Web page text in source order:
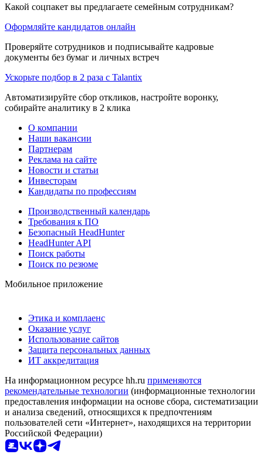
Какой соцпакет вы предлагаете семейным сотрудникам?
Оформляйте кандидатов онлайн
Проверяйте сотрудников и подписывайте кадровые
документы без бумаг и личных встреч
Ускорьте подбор в 2 раза с Talantix
Автоматизируйте сбор откликов, настройте воронку,
собирайте аналитику в 2 клика
О компании
Наши вакансии
Партнерам
Реклама на сайте
Новости и статьи
Инвесторам
Кандидаты по профессиям
Производственный календарь
Требования к ПО
Безопасный HeadHunter
HeadHunter API
Поиск работы
Поиск по резюме
Мобильное приложение
Этика и комплаенс
Оказание услуг
Использование сайтов
Защита персональных данных
ИТ аккредитация
На информационном ресурсе hh.ru применяются
рекомендательные технологии (информационные технологии
предоставления информации на основе сбора, систематизации
и анализа сведений, относящихся к предпочтениям
пользователей сети «Интернет», находящихся на территории
Российской Федерации)